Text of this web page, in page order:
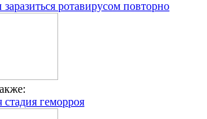
ротавирусом повторно
стадия геморроя